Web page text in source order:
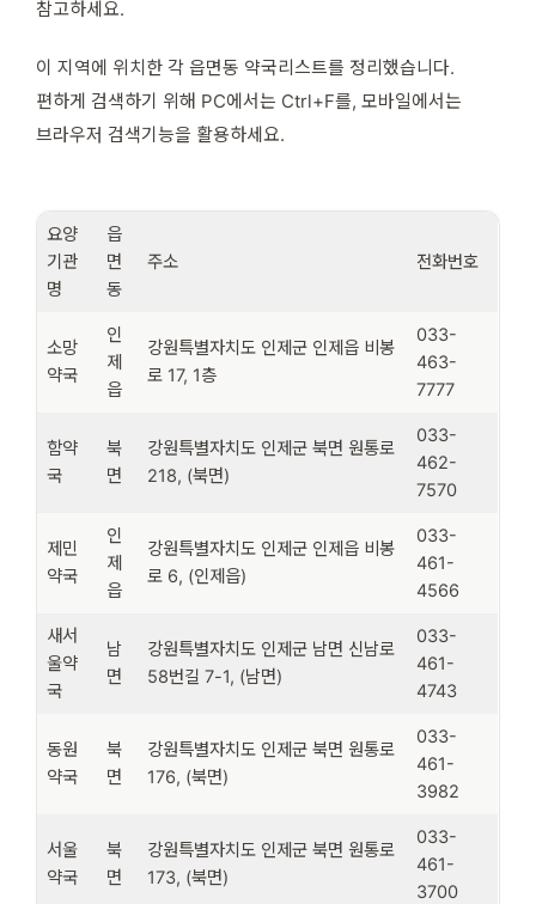
참고하세요.
이 지역에 위치한 각 읍면동 약국리스트를 정리했습니다.
편하게 검색하기 위해 PC에서는 Ctrl+F를, 모바일에서는
브라우저 검색기능을 활용하세요.
요양
기관
명
읍
면
동
주소 전화번호
소망
약국
인
제
읍
강원특별자치도 인제군 인제읍 비봉
로 17, 1층
033-
463-
7777
함약
국
북
면
강원특별자치도 인제군 북면 원통로
218, (북면)
033-
462-
7570
제민
약국
인
제
읍
강원특별자치도 인제군 인제읍 비봉
로 6, (인제읍)
033-
461-
4566
새서
울약
국
남
면
강원특별자치도 인제군 남면 신남로
58번길 7-1, (남면)
033-
461-
4743
동원
약국
북
면
강원특별자치도 인제군 북면 원통로
176, (북면)
033-
461-
3982
서울
약국
북
면
강원특별자치도 인제군 북면 원통로
173, (북면)
033-
461-
3700